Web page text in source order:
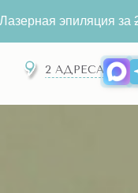
2 АДРЕСА
₽ ー любая зона.